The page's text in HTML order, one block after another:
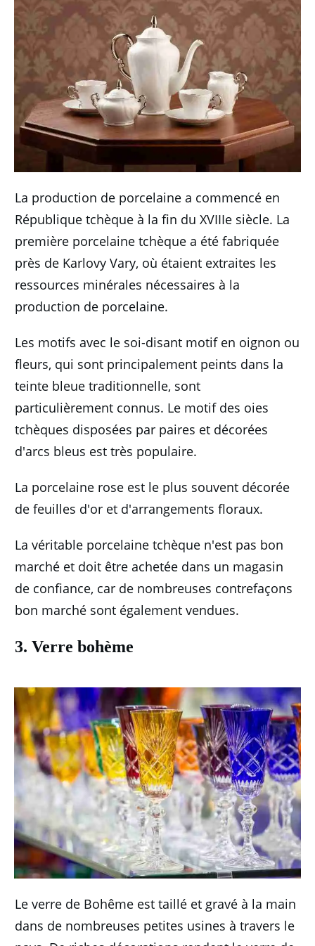
La production de porcelaine a commencé en
République tchèque à la fin du XVIIIe siècle. La
première porcelaine tchèque a été fabriquée
près de Karlovy Vary, où étaient extraites les
ressources minérales nécessaires à la
production de porcelaine.
Les motifs avec le soi-disant motif en oignon ou
fleurs, qui sont principalement peints dans la
teinte bleue traditionnelle, sont
particulièrement connus. Le motif des oies
tchèques disposées par paires et décorées
d'arcs bleus est très populaire.
La porcelaine rose est le plus souvent décorée
de feuilles d'or et d'arrangements floraux.
La véritable porcelaine tchèque n'est pas bon
marché et doit être achetée dans un magasin
de confiance, car de nombreuses contrefaçons
bon marché sont également vendues.
3. Verre bohème
Le verre de Bohême est taillé et gravé à la main
dans de nombreuses petites usines à travers le